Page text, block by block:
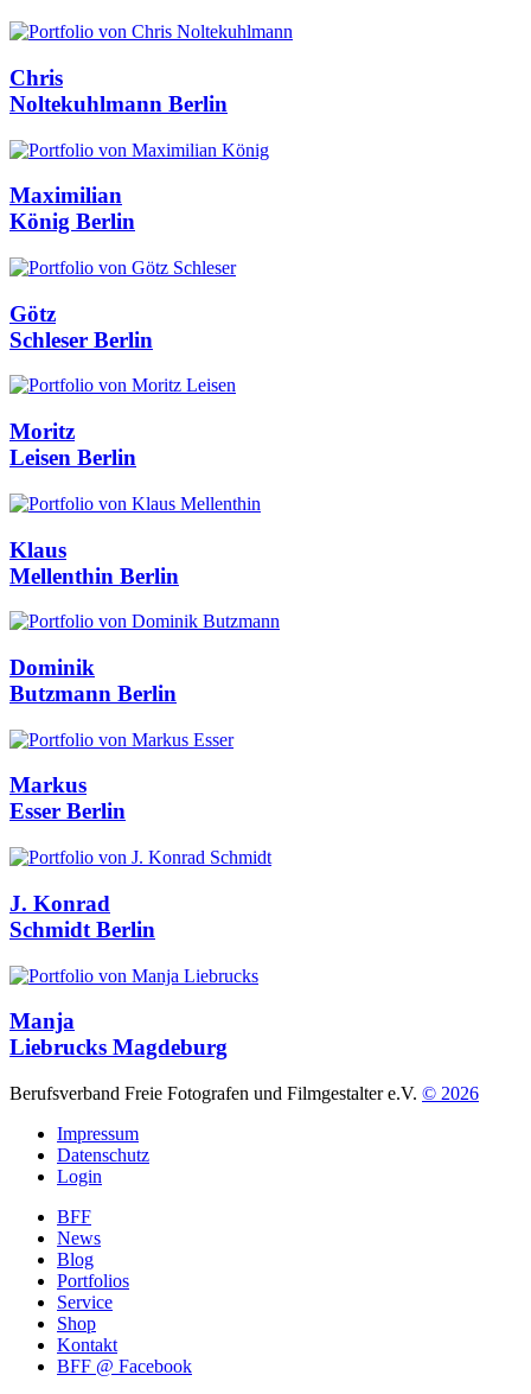
Chris
Noltekuhlmann Berlin
Maximilian
König Berlin
Götz
Schleser Berlin
Moritz
Leisen Berlin
Klaus
Mellenthin Berlin
Dominik
Butzmann Berlin
Markus
Esser Berlin
J. Konrad
Schmidt Berlin
Manja
Liebrucks Magdeburg
Berufsverband Freie Fotografen und Filmgestalter e.V. © 2026
Impressum
Datenschutz
Login
BFF
News
Blog
Portfolios
Service
Shop
Kontakt
BFF @ Facebook